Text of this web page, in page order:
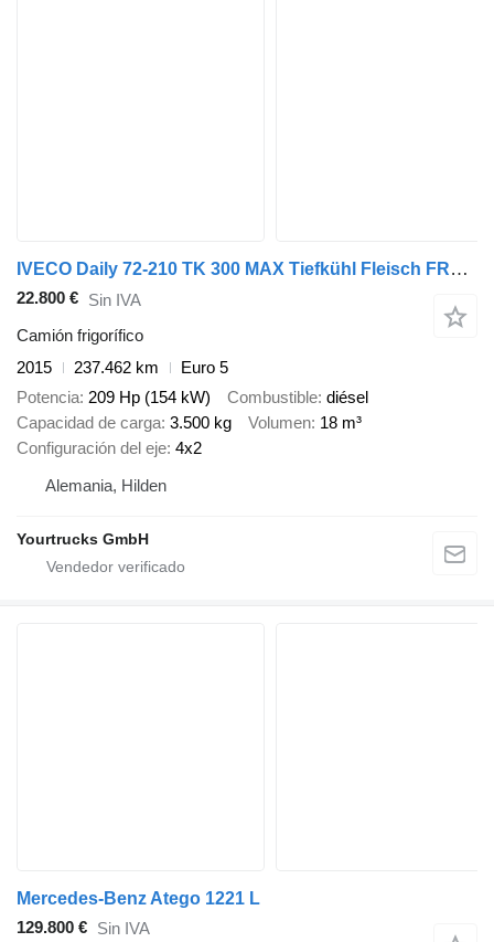
IVECO Daily 72-210 TK 300 MAX Tiefkühl Fleisch FRC27
22.800 € Sin IVA
Camión frigorífico
2015
237.462 km
Euro 5
Potencia 209 Hp (154 kW) Combustible diésel
Capacidad de carga 3.500 kg Volumen 18 m³
Configuración del eje 4x2
Alemania, Hilden
Yourtrucks GmbH
Mercedes-Benz Atego 1221 L
129.800 € Sin IVA